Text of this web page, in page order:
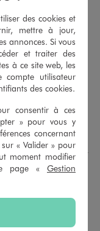
de faire
magasins. Les tarifs
Voir
GÉMO d’un
cartes cadeau
en plusieurs fois, pour
vos cartes cadeau
les occasions.
des cookies et
mettre à jour,
annonces. Si vous
et traiter des
à ce site web, les
compte utilisateur
des cookies.
consentir à ces
» pour vous y
concernant
« Valider » pour
moment modifier
page « Gestion